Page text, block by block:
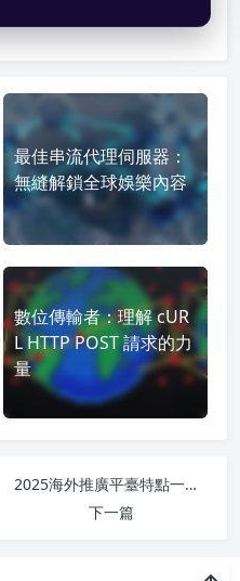
最佳串流代理伺服器：
無縫解鎖全球娛樂內容
數位傳輸者：理解 cUR
L HTTP POST 請求的力
量
2025海外推廣平臺特點一覽：TikTok/facebook/Instagram/YouTube
下一篇